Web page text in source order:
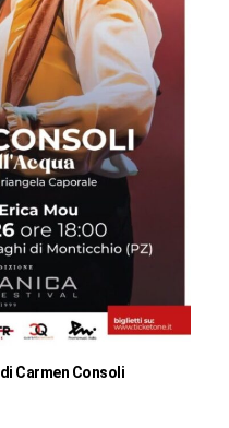
Carmen Consoli